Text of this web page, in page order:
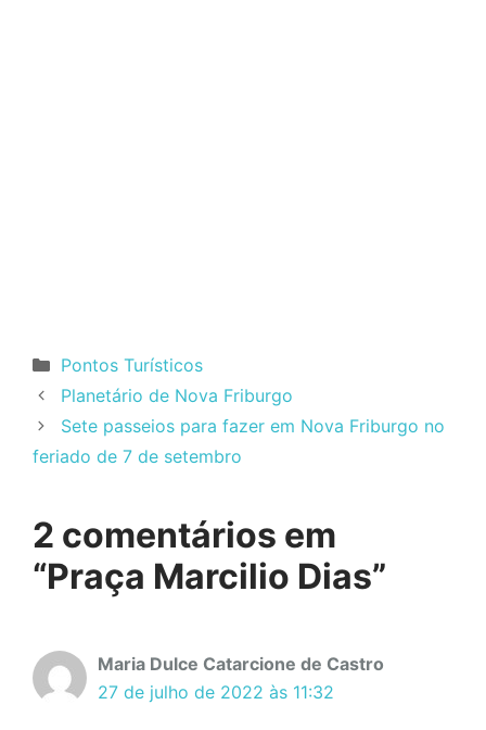
Categorias
Pontos Turísticos
Planetário de Nova Friburgo
Sete passeios para fazer em Nova Friburgo no
feriado de 7 de setembro
2 comentários em
“Praça Marcilio Dias”
Maria Dulce Catarcione de Castro
27 de julho de 2022 às 11:32